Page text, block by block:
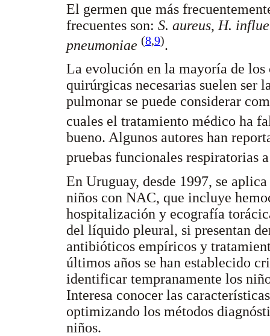
El germen que más
frecuentes son: S. aureus, H.
pneumoniae (8,9).
La evolución en la mayoría de los
quirúrgicas necesarias suelen ser
pulmonar se puede considerar
cuales el tratamiento médico ha
bueno. Algunos autores han
pruebas funcionales respiratorias
En Uruguay, desde 1997, se
niños con NAC, que incluye
hospitalización y ecografía
del líquido pleural, si presentan
antibióticos empíricos y
últimos años se han establecido
identificar tempranamente los
Interesa conocer las
optimizando los métodos
niños.